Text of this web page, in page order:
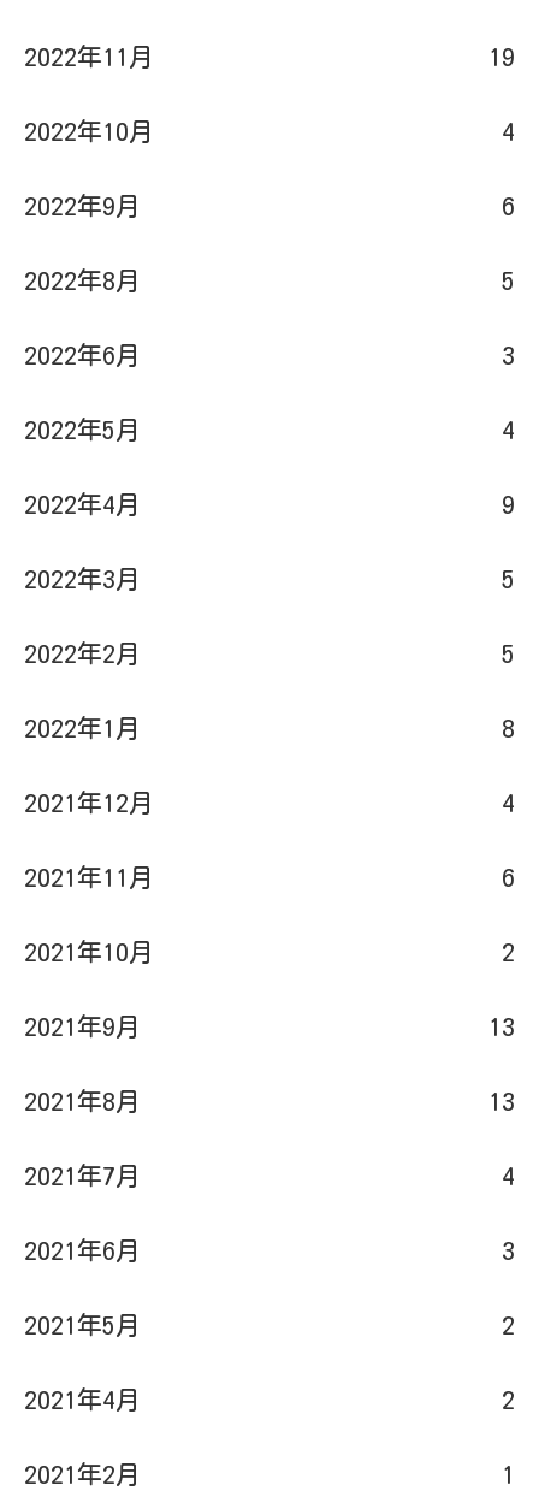
2022年11月 19
2022年10月 4
2022年9月 6
2022年8月 5
2022年6月 3
2022年5月 4
2022年4月 9
2022年3月 5
2022年2月 5
2022年1月 8
2021年12月 4
2021年11月 6
2021年10月 2
2021年9月 13
2021年8月 13
2021年7月 4
2021年6月 3
2021年5月 2
2021年4月 2
2021年2月 1